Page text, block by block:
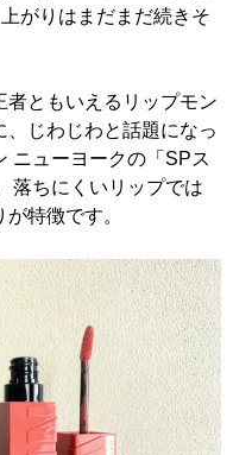
がりはまだまだ続きそ
ともいえるリップモン
、じわじわと話題になっ
ニューヨークの「SPス
落ちにくいリップでは
特徴です。